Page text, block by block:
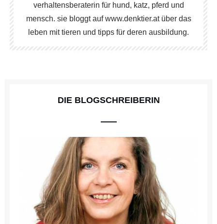
verhaltensberaterin für hund, katz, pferd und
mensch. sie bloggt auf www.denktier.at über das
leben mit tieren und tipps für deren ausbildung.
DIE BLOGSCHREIBERIN